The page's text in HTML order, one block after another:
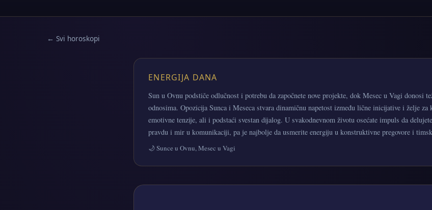
← Svi horoskopi
ENERGIJA DANA
Sun u Ovnu podstiče odlučnost i potrebu da započnete nove projekte, dok Mesec u Vagi donosi
odnosima. Opozicija Sunca i Meseca stvara dinamičnu napetost između lične inicijative i želje
emotivne tenzije, ali i podstaći svestan dijalog. U svakodnevnom životu osećate impuls da
pravdu i mir u komunikaciji, pa je najbolje da usmerite energiju u konstruktivne pregovore i
🌙 Sunce u Ovnu, Mesec u Vagi